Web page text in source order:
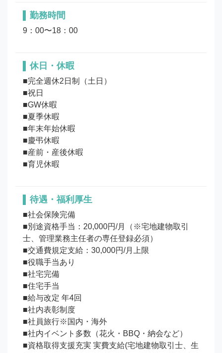
勤務時間
9：00〜18：00
休日・休暇
■完全週休2日制（土日）
■祝日
■GW休暇
■夏季休暇
■年末年始休暇
■慶弔休暇
■産前・産後休暇
待遇・福利厚生
■社会保険完備
■別途資格手当：20,000円/月（※宅地建物取引
士、管理業務主任者の専任登録必須）
■交通費規定支給：30,000円/月上限
■役職手当あり
■社宅完備
■住宅手当
■給与改定 年4回
■社内表彰制度
■社員旅行※国内・海外
■社内イベント多数（花火・BBQ・納会など）
■資格取得支援充実 実費支給(宅地建物取引士、生